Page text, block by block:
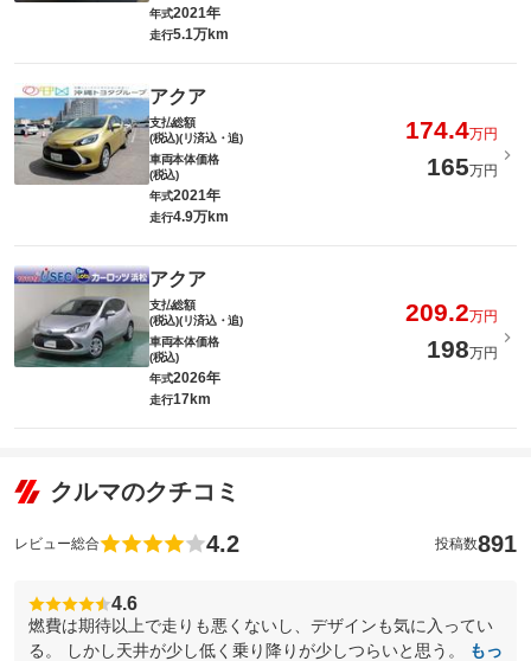
年式2021年
走行5.1万km
アクア
支払総額
(税込)(リ済込・追)
174.4万円
車両本体価格
(税込)
165万円
年式2021年
走行4.9万km
アクア
支払総額
(税込)(リ済込・追)
209.2万円
車両本体価格
(税込)
198万円
年式2026年
走行17km
クルマのクチコミ
レビュー総合 4.2 投稿数891
4.6
燃費は期待以上で走りも悪くないし、デザインも気に入ってい
る。 しかし天井が少し低く乗り降りが少しつらいと思う。
もっ